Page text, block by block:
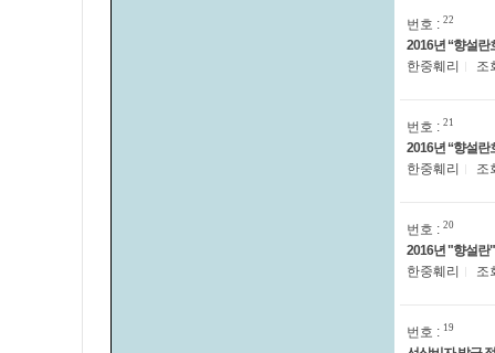
번호 : 22
2016년 “향설란
한중훼리
조
번호 : 21
2016년 “향설란
한중훼리
조
번호 : 20
2016년 "향설란
한중훼리
조
번호 : 19